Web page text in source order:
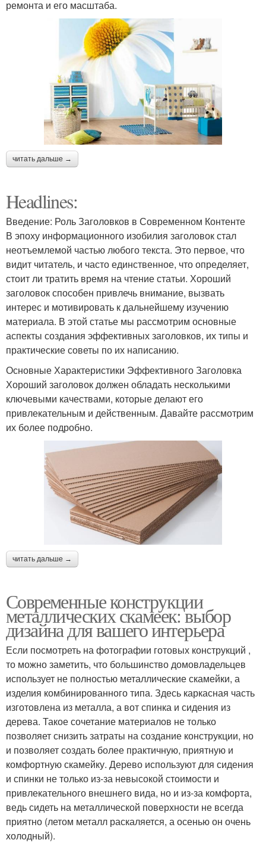
ремонта и его масштаба.
читать дальше →
Headlines:
Введение: Роль Заголовков в Современном Контенте
В эпоху информационного изобилия заголовок стал
неотъемлемой частью любого текста. Это первое, что
видит читатель, и часто единственное, что определяет,
стоит ли тратить время на чтение статьи. Хороший
заголовок способен привлечь внимание, вызвать
интерес и мотивировать к дальнейшему изучению
материала. В этой статье мы рассмотрим основные
аспекты создания эффективных заголовков, их типы и
практические советы по их написанию.
Основные Характеристики Эффективного Заголовка
Хороший заголовок должен обладать несколькими
ключевыми качествами, которые делают его
привлекательным и действенным. Давайте рассмотрим
их более подробно.
читать дальше →
Современные конструкции
металлических скамеек: выбор
дизайна для вашего интерьера
Если посмотреть на фотографии готовых конструкций ,
то можно заметить, что большинство домовладельцев
использует не полностью металлические скамейки, а
изделия комбинированного типа. Здесь каркасная часть
изготовлена из металла, а вот спинка и сидения из
дерева. Такое сочетание материалов не только
позволяет снизить затраты на создание конструкции, но
и позволяет создать более практичную, приятную и
комфортную скамейку. Дерево используют для сидения
и спинки не только из-за невысокой стоимости и
привлекательного внешнего вида, но и из-за комфорта,
ведь сидеть на металлической поверхности не всегда
приятно (летом металл раскаляется, а осенью он очень
холодный).